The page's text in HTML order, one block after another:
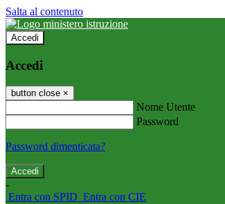
Salta al contenuto
Accedi
Accedi
button close ×
Nome Utente
Password
Password dimenticata?
-
Entra con SPID Entra con CIE